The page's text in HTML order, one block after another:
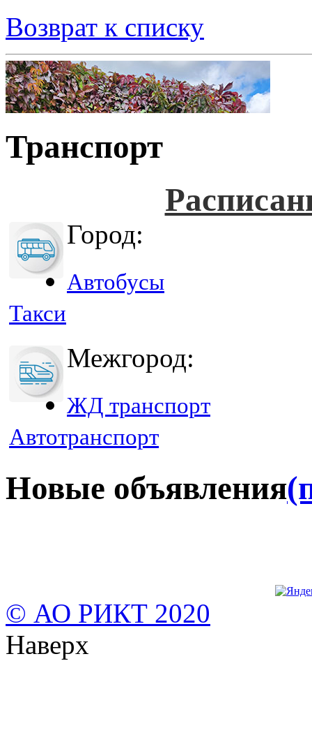
Возврат к списку
Транспорт
Город:
Автобусы
Такси
Межгород:
ЖД транспорт
Автотранспорт
Новые объявления
© АО РИКТ 2020
Наверх